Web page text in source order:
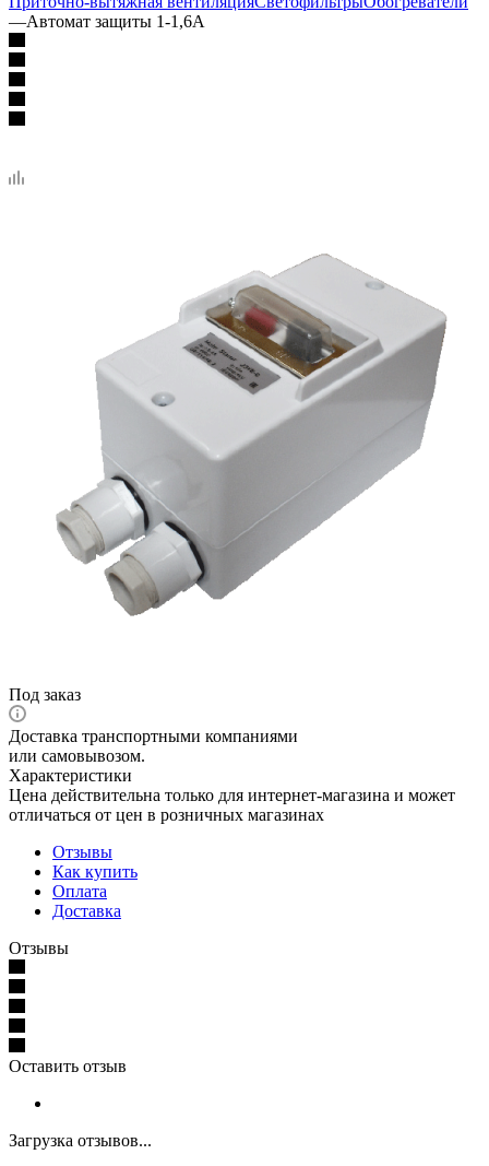
—Автомат защиты 1-1,6А
Под заказ
Доставка транспортными компаниями
или самовывозом.
Характеристики
Цена действительна только для интернет-магазина и может
отличаться от цен в розничных магазинах
Отзывы
Как купить
Оплата
Доставка
Отзывы
Оставить отзыв
Загрузка отзывов...